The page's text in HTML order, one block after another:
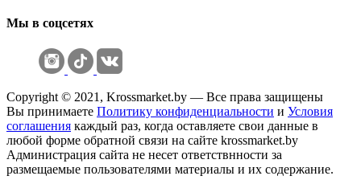
Мы в соцсетях
Copyright © 2021, Krossmarket.by — Все права защищены
Вы принимаете Политику конфиденциальности и Условия
соглашения каждый раз, когда оставляете свои данные в
любой форме обратной связи на сайте krossmarket.by
Администрация сайта не несет ответствнности за
размещаемые пользователями материалы и их содержание.